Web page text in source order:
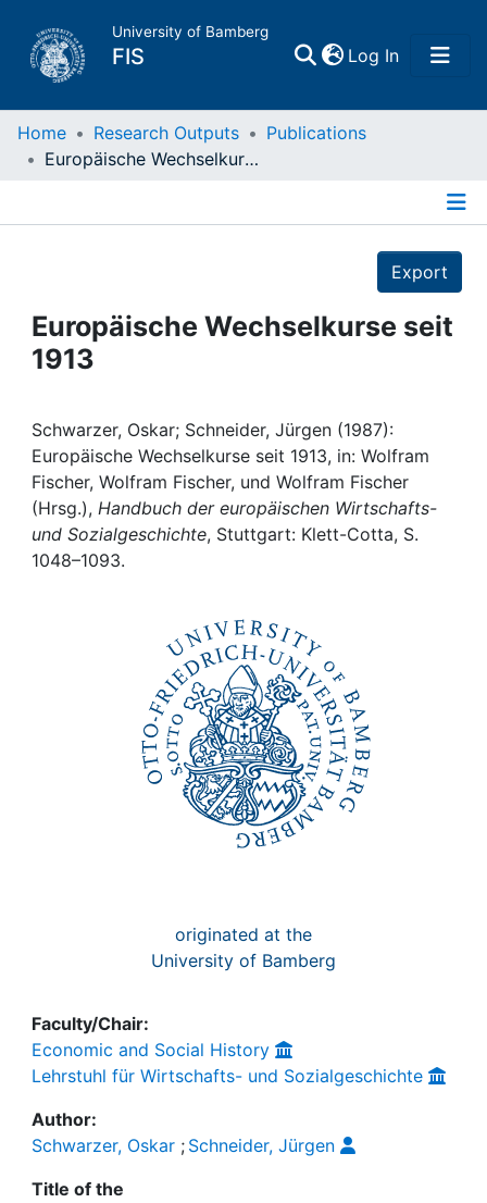
University of Bamberg
FIS Log In(current)
Home
Projects
People
Institutions
Awards
My FIS
Home Research Outputs
Publications
Europäische Wechselkurse seit 1913
Export
Europäische Wechselkurse seit
1913
Schwarzer, Oskar; Schneider, Jürgen (1987):
Europäische Wechselkurse seit 1913, in: Wolfram
Fischer, Wolfram Fischer, und Wolfram Fischer
(Hrsg.), Handbuch der europäischen Wirtschafts-
und Sozialgeschichte, Stuttgart: Klett-Cotta, S.
1048–1093.
originated at the
University of Bamberg
Faculty/Chair:
Economic and Social History
Lehrstuhl für Wirtschafts- und Sozialgeschichte
Author:
Schwarzer, Oskar ; Schneider, Jürgen
Title of the